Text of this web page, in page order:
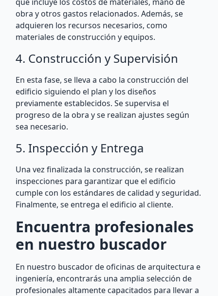
obra y otros gastos relacionados. Además, se
adquieren los recursos necesarios, como
materiales de construcción y equipos.
4. Construcción y Supervisión
En esta fase, se lleva a cabo la construcción del
edificio siguiendo el plan y los diseños
previamente establecidos. Se supervisa el
progreso de la obra y se realizan ajustes según
sea necesario.
5. Inspección y Entrega
Una vez finalizada la construcción, se realizan
inspecciones para garantizar que el edificio
cumple con los estándares de calidad y seguridad.
Finalmente, se entrega el edificio al cliente.
Encuentra profesionales
en nuestro buscador
En nuestro buscador de oficinas de arquitectura e
ingeniería, encontrarás una amplia selección de
profesionales altamente capacitados para llevar a